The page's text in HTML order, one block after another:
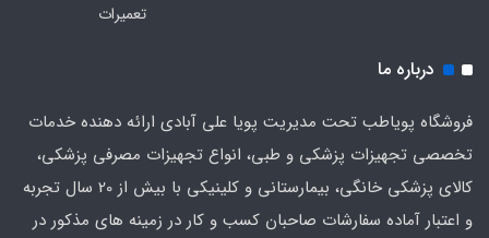
تعمیرات
درباره ما
فروشگاه پویاطب تحت مدیریت پویا علی آبادی ارائه دهنده خدمات
تخصصی تجهیزات پزشکی و طبی، انواع تجهیزات مصرفی پزشکی،
کالای پزشکی خانگی، بیمارستانی و کلینیکی با بیش از 20 سال تجربه
و اعتبار آماده سفارشات صاحبان کسب و کار در زمینه های مذکور در